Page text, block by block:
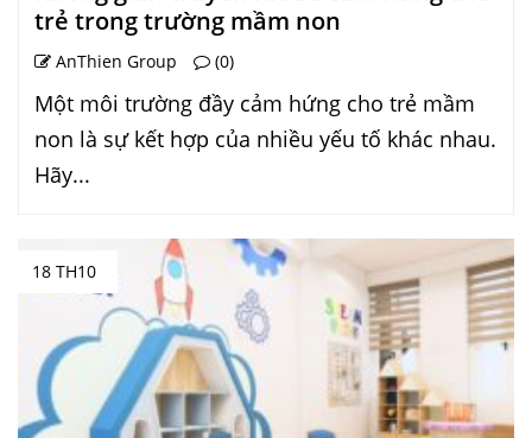
trẻ trong trường mầm non
AnThien Group (0)
Một môi trường đầy cảm hứng cho trẻ mầm
non là sự kết hợp của nhiều yếu tố khác nhau.
Hãy...
18 TH10